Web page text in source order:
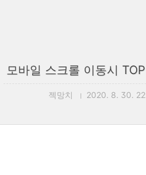
모바일 스크롤 이동시
젝망치 2020. 8. 30.